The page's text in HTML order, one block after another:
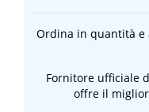
Ordina in quantità
Fornitore ufficiale
offre il